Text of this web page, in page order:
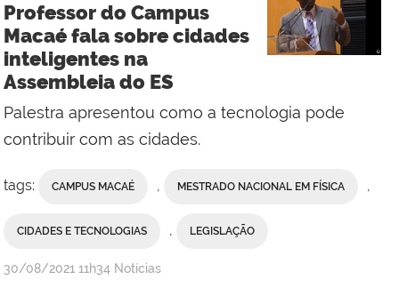
Professor do Campus
Macaé fala sobre cidades
inteligentes na
Assembleia do ES
Palestra apresentou como a tecnologia pode
contribuir com as cidades.
tags: CAMPUS MACAÉ , MESTRADO NACIONAL EM FÍSICA ,
CIDADES E TECNOLOGIAS , LEGISLAÇÃO
por
publicado
30/08/2021 11h34 Notícias